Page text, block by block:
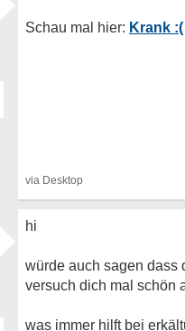
Krank :(
hi
würde auch sagen dass
versuch dich mal schön
was immer hilft bei